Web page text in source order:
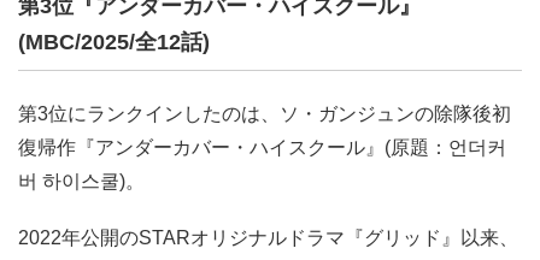
第3位『アンダーカバー・ハイスクール』
(MBC/2025/全12話)
第3位にランクインしたのは、ソ・ガンジュンの除隊後初
復帰作『アンダーカバー・ハイスクール』(原題：언더커
버 하이스쿨)。
2022年公開のSTARオリジナルドラマ『グリッド』以来、